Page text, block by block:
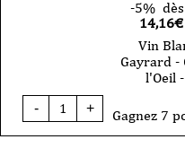
-5%
14,16€
Vin
Gayrard -
l'Oeil
-
quantité
de
+ Gagnez 7